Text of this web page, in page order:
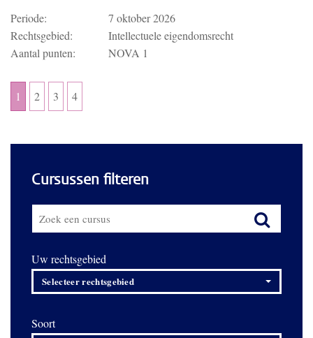
Periode:
7 oktober 2026
Rechtsgebied:
Intellectuele eigendomsrecht
Aantal punten:
NOVA 1
1 2 3 4
Cursussen filteren
Uw rechtsgebied
Selecteer rechtsgebied
Soort